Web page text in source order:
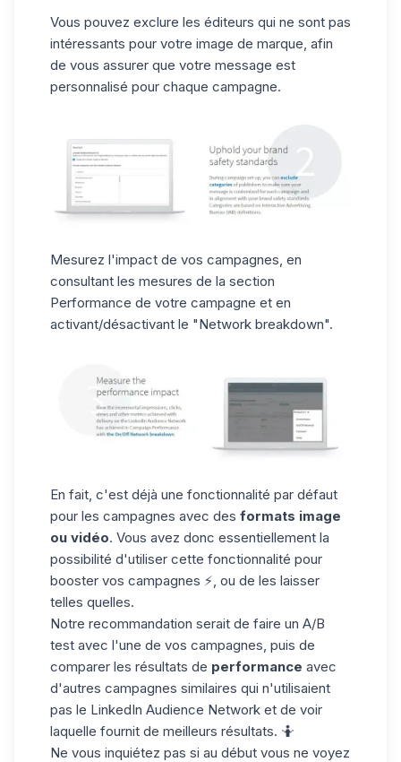
Vous pouvez exclure les éditeurs qui ne sont pas
intéressants pour votre image de marque, afin
de vous assurer que votre message est
personnalisé pour chaque campagne.
Mesurez l'impact de vos campagnes, en
consultant les mesures de la section
Performance de votre campagne et en
activant/désactivant le "Network breakdown".
En fait, c'est déjà une fonctionnalité par défaut
pour les campagnes avec des formats image
ou vidéo. Vous avez donc essentiellement la
possibilité d'utiliser cette fonctionnalité pour
booster vos campagnes ⚡️, ou de les laisser
telles quelles.
Notre recommandation serait de faire un A/B
test avec l'une de vos campagnes, puis de
comparer les résultats de performance avec
d'autres campagnes similaires qui n'utilisaient
pas le LinkedIn Audience Network et de voir
laquelle fournit de meilleurs résultats. 🤷
Ne vous inquiétez pas si au début vous ne voyez